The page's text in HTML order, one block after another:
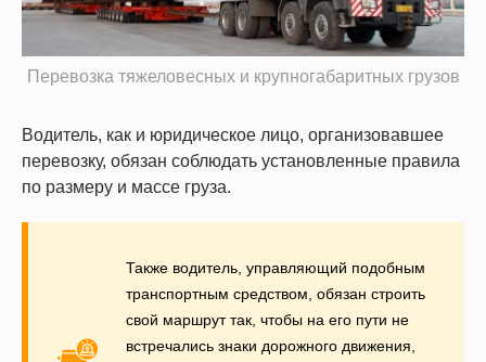
Перевозка тяжеловесных и крупногабаритных грузов
Водитель, как и юридическое лицо, организовавшее
перевозку, обязан соблюдать установленные правила
по размеру и массе груза.
Также водитель, управляющий подобным
транспортным средством, обязан строить
свой маршрут так, чтобы на его пути не
встречались знаки дорожного движения,